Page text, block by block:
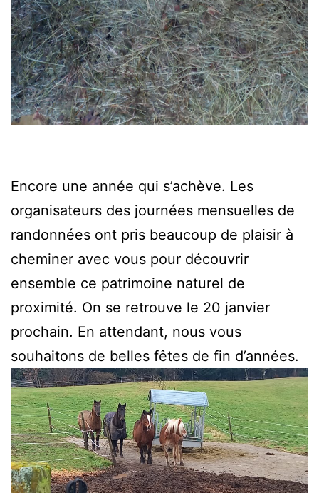
Encore une année qui s’achève. Les
organisateurs des journées mensuelles de
randonnées ont pris beaucoup de plaisir à
cheminer avec vous pour découvrir
ensemble ce patrimoine naturel de
proximité. On se retrouve le 20 janvier
prochain. En attendant, nous vous
souhaitons de belles fêtes de fin d’années.